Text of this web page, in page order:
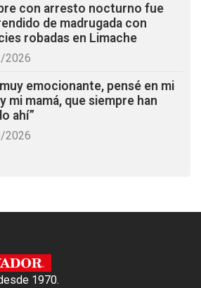
con arresto nocturno fue
de madrugada con
robadas en Limache
2026
emocionante, pensé en mi
mi mamá, que siempre han
ahí”
2026
1970.